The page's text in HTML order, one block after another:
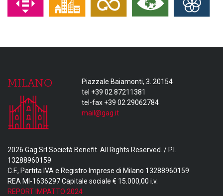
MILANO
Piazzale Baiamonti, 3. 20154
tel +39 02 87211381
tel-fax +39 02 29062784
mail@gag.it
2026 Gag Srl Società Benefit. All Rights Reserved. / P.I.
13288960159
C.F., Partita IVA e Registro Imprese di Milano 13288960159
REA MI-1636297 Capitale sociale € 15.000,00 i.v.
REPORT IMPATTO 2024